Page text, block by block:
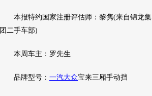
本报特约国家注册评估师：黎隽(来自锦龙集
团 二手车部)
本周车主：罗先生
品牌型号： 一汽大众宝来三厢手动挡